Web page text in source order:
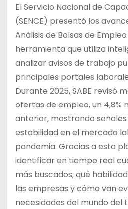
El Servicio Nacional de
(SENCE) presentó los
Análisis de Bolsas de Empleo
herramienta que utiliza
analizar avisos de trabajo
principales portales
Durante 2025, SABE revisó
ofertas de empleo, un 4,8%
anterior, mostrando
estabilidad en el mercado
pandemia. Gracias a esta
identificar en tiempo real
más buscados, qué
las empresas y cómo van
necesidades del mundo del